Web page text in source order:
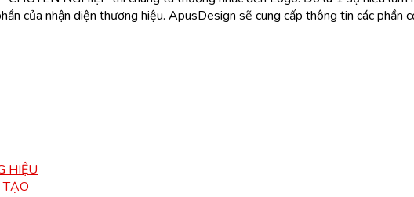
của nhận diện thương hiệu. ApusDesign sẽ cung cấp thông tin các phần
HIỆU